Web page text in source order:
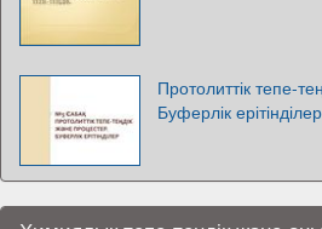
Протолиттік тепе-
Буферлік